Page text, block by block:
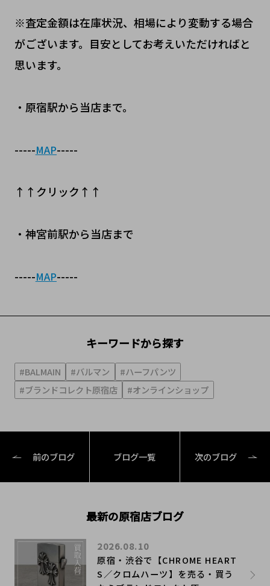
※査定金額は在庫状況、相場により変動する場合
がございます。目安としてお考えいただければと
思います。
・原宿駅から当店まで。
-----MAP-----
↑↑クリック↑↑
・神宮前駅から当店まで
-----MAP-----
キーワードから探す
#BALMAIN #バルマン
#ハーフパンツ
#ブランドコレクト原宿店
#オンラインショップ
前のブログ ブログ一覧 次のブログ
最新の原宿店ブログ
原宿・渋谷で【CHROME HEART
S／クロムハーツ】を売る・買う
2026.08.10